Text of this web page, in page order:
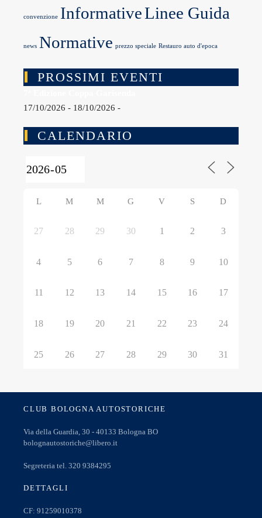
convenzione InformativeLinee Guida
news Normative prezzo speciale Restauro auto d'epoca
PROSSIMI EVENTI
17/10/2026 - 18/10/2026 -
CALENDARIO
L M M G V S D
27 28 29 30 1 2 3
4 5 6 7 8 9 10
11 12 13 14 15 16 17
18 19 20 21 22 23 24
25 26 27 28 29 30 31
CLUB BOLOGNA AUTOSTORICHE
Via della Guardia, 30 - 40133 Bologna BO
bolognautostoriche@libero.it
Segreteria tel. 320 9384295
DETTAGLI
CF: 91259010378